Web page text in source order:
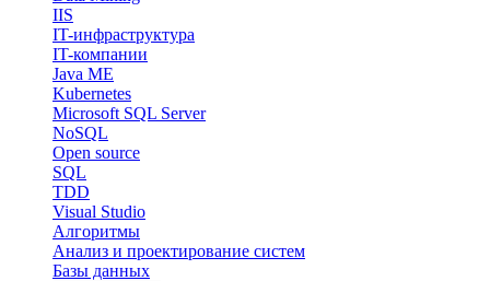
IIS
IT-инфраструктура
IT-компании
Java ME
Kubernetes
Microsoft SQL Server
NoSQL
Open source
SQL
TDD
Visual Studio
Алгоритмы
Анализ и проектирование систем
Базы данных